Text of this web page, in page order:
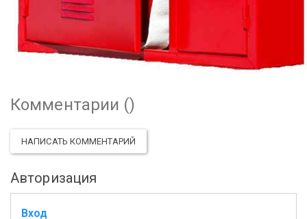
Комментарии ()
НАПИСАТЬ КОММЕНТАРИЙ
Авторизация
Вход